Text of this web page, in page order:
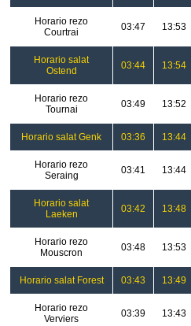
Horario rezo
Courtrai
03:47 13:53
Horario salat
Ostend
03:44 13:54
Horario rezo
Tournai
03:49 13:52
Horario salat Genk 03:36 13:44
Horario rezo
Seraing
03:41 13:44
Horario salat
Laeken
03:42 13:48
Horario rezo
Mouscron
03:48 13:53
Horario salat Forest 03:43 13:49
Horario rezo
Verviers
03:39 13:43